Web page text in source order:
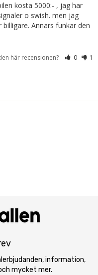
kosta 5000:- , jag har
o swish. men jag
Annars funkar den
här recensionen? 0 1
information,
mycket mer.